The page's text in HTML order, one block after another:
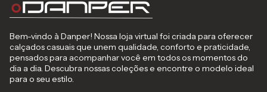
Bem-vindo à Danper! Nossa loja virtual foi criada para oferecer
calçados casuais que unem qualidade, conforto e praticidade,
pensados para acompanhar você em todos os momentos do
dia a dia. Descubra nossas coleções e encontre o modelo ideal
para o seu estilo.